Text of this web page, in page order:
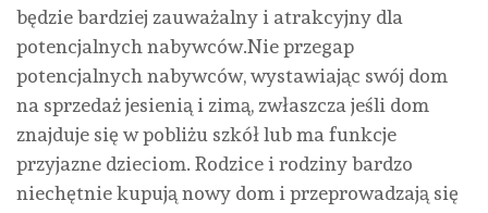
będzie bardziej zauważalny i atrakcyjny dla
potencjalnych nabywców.Nie przegap
potencjalnych nabywców, wystawiając swój dom
na sprzedaż jesienią i zimą, zwłaszcza jeśli dom
znajduje się w pobliżu szkół lub ma funkcje
przyjazne dzieciom. Rodzice i rodziny bardzo
niechętnie kupują nowy dom i przeprowadzają się